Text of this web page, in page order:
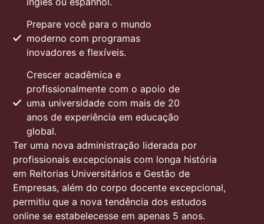
Prepare você para o mundo
moderno com programas
inovadores e flexíveis.
Crescer acadêmica e
profissionalmente com o apoio de
uma universidade com mais de 20
anos de experiência em educação
global.
Ter uma nova administração liderada por
profissionais excepcionais com longa história
em Reitorias Universitários e Gestão de
Empresas, além do corpo docente excepcional,
permitiu que a nova tendência dos estudos
online se estabelecesse em apenas 5 anos.